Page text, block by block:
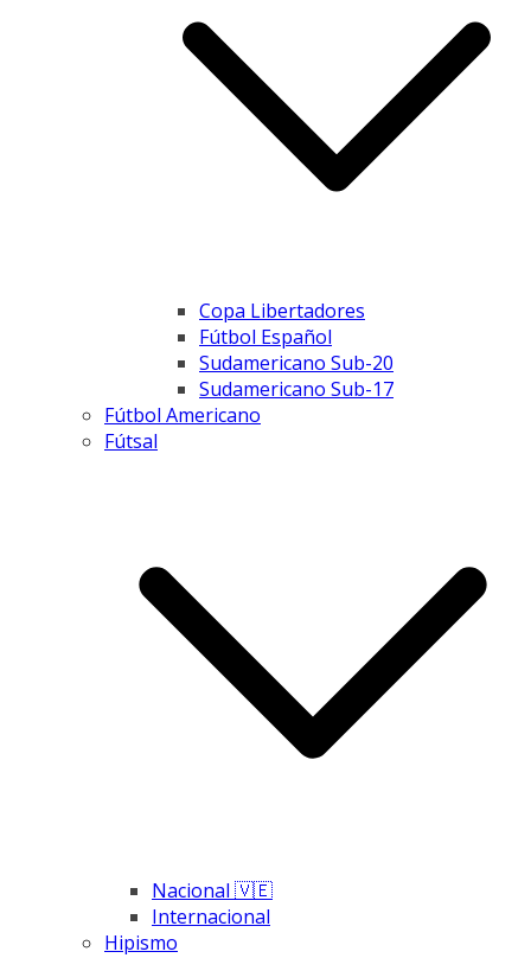
Copa Libertadores
Fútbol Español
Sudamericano Sub-20
Sudamericano Sub-17
Fútbol Americano
Fútsal
Nacional 🇻🇪
Internacional
Hipismo